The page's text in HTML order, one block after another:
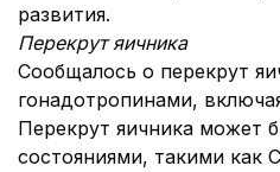
развития.
Перекрут яичника
Сообщалось о перекрут
гонадотропинами,
Перекрут яичника может
состояниями, такими как